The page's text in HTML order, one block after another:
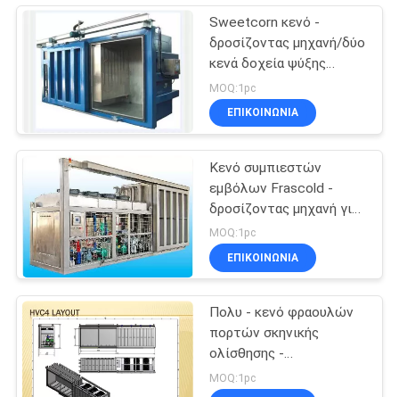
Sweetcorn κενό -
δροσίζοντας μηχανή/δύο
κενά δοχεία ψύξης
φρούτων παλετών
MOQ:1pc
ΕΠΙΚΟΙΝΩΝΊΑ
Κενό συμπιεστών
εμβόλων Frascold -
δροσίζοντας μηχανή για
το σπανάκι λαχανικών/
λάχανων
MOQ:1pc
ΕΠΙΚΟΙΝΩΝΊΑ
Πολυ - κενό φραουλών
πορτών σκηνικής
ολίσθησης -
δροσίζοντας μηχανή/
MOQ:1pc